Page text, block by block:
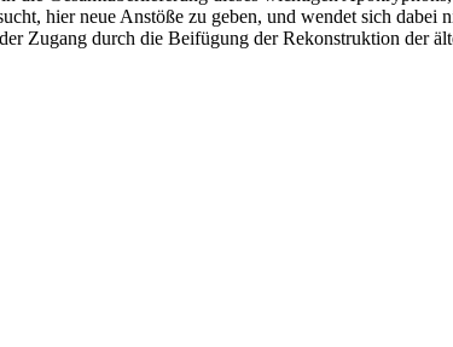
hier neue Anstöße zu geben, und wendet sich dabei
Zugang durch die Beifügung der Rekonstruktion der